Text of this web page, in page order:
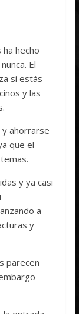
hecho
El
si estás
y las
y ahorrarse
que el
y ya casi
a
y
parecen